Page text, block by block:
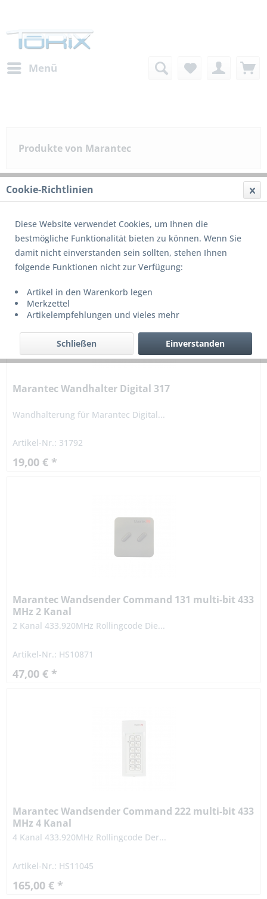
Menü
Produkte von Marantec
Filtern
13 von13
Marantec Wandhalter Digital 317
Wandhalterung für Marantec Digital...
Artikel-Nr.: 31792
19,00 € *
Marantec Wandsender Command 131 multi-bit 433
MHz 2 Kanal
2 Kanal 433.920MHz Rollingcode Die...
Artikel-Nr.: HS10871
47,00 € *
Marantec Wandsender Command 222 multi-bit 433
MHz 4 Kanal
4 Kanal 433.920MHz Rollingcode Der...
Artikel-Nr.: HS11045
165,00 € *
Cookie-Richtlinien
Diese Website verwendet Cookies, um Ihnen die
bestmögliche Funktionalität bieten zu können. Wenn Sie
damit nicht einverstanden sein sollten, stehen Ihnen
folgende Funktionen nicht zur Verfügung:
Artikel in den Warenkorb legen
Merkzettel
Artikelempfehlungen und vieles mehr
Einverstanden
Schließen